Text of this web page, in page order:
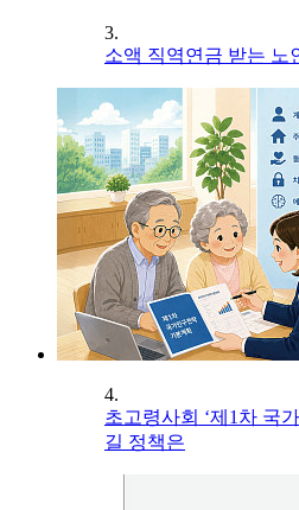
3.
소액 직역연금 받는 노
4.
초고령사회 ‘제1차 국
길 정책은